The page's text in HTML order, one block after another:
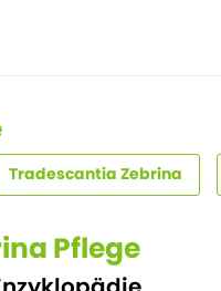
Tradescantia Zebrina
Pflege